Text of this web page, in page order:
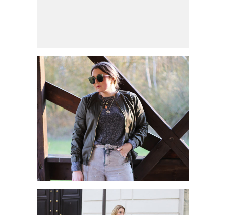
HERBSTLICHE OUTFITS UND
ACCESSOIRES
MEINE LIEBSTEN
TRENDPIECES